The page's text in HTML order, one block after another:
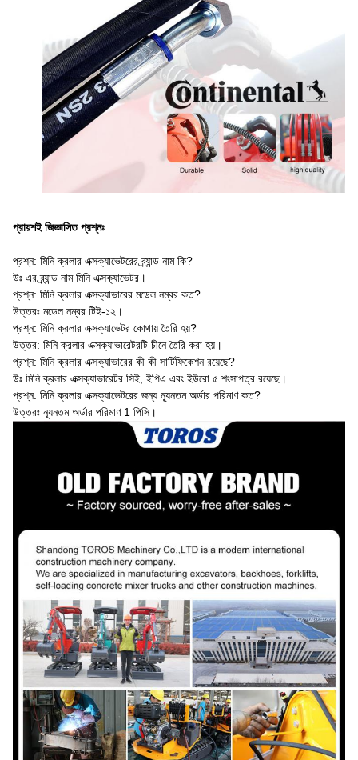
প্রায়শই জিজ্ঞাসিত প্রশ্নঃ
প্রশ্ন: মিনি ক্রলার এক্সক্যাভেটরের ব্র্যান্ড নাম কি?
উঃ এর ব্র্যান্ড নাম মিনি এক্সক্যাভেটর।
প্রশ্ন: মিনি ক্রলার এক্সক্যাভারের মডেল নম্বর কত?
উত্তরঃ মডেল নম্বর টিই-১২।
প্রশ্ন: মিনি ক্রলার এক্সক্যাভেটর কোথায় তৈরি হয়?
উত্তর: মিনি ক্রলার এক্সক্যাভারেটরটি চীনে তৈরি করা হয়।
প্রশ্ন: মিনি ক্রলার এক্সক্যাভারের কী কী সার্টিফিকেশন রয়েছে?
উঃ মিনি ক্রলার এক্সক্যাভারেটর সিই, ইপিএ এবং ইউরো ৫ শংসাপত্র রয়েছে।
প্রশ্ন: মিনি ক্রলার এক্সক্যাভেটরের জন্য ন্যূনতম অর্ডার পরিমাণ কত?
উত্তরঃ ন্যূনতম অর্ডার পরিমাণ 1 পিসি।